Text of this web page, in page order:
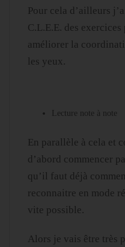
Pour cela d’ailleurs
C.L.E.E. des
améliorer la
les yeux.
Lecture note à note
En parallèle à cela et
d’abord commencer
qu’il faut déjà
reconnaitre en mode
vite possible.
Alors je vais être très